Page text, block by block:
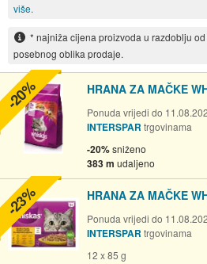
više.
* najniža cijena proizvoda u razdoblju
posebnog oblika prodaje.
HRANA ZA MAČKE
Ponuda vrijedi do
INTERSPAR trgovinama
-20%sniženo
383 m udaljeno
-20%
HRANA ZA MAČKE
Ponuda vrijedi do
INTERSPAR trgovinama
12 x 85 g
-23%